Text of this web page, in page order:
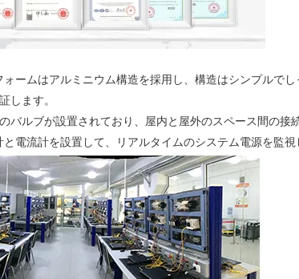
ームはアルミニウム構造を採用し、構造はシンプルで
します。
バルブが設置されており、屋内と屋外のスペース間の接
電流計を設置して、リアルタイムのシステム電源を監視